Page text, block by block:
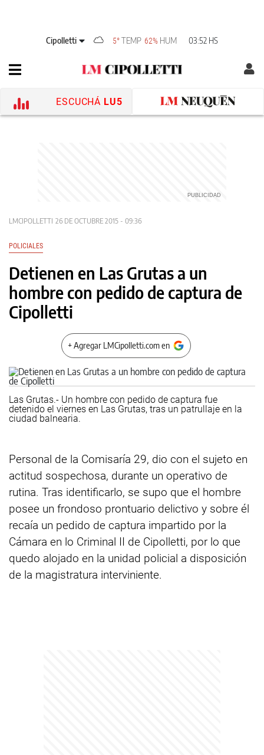
Cipolletti 5° TEMP 62% HUM 03:52 HS
ESCUCHÁ LU5
LMCIPOLLETTI 26 DE OCTUBRE 2015 - 09:36
POLICIALES
Detienen en Las Grutas a un
hombre con pedido de captura de
Cipolletti
+ Agregar LMCipolletti.com en
Las Grutas.- Un hombre con pedido de captura fue
detenido el viernes en Las Grutas, tras un patrullaje en la
ciudad balnearia.
Personal de la Comisaría 29, dio con el sujeto en
actitud sospechosa, durante un operativo de
rutina. Tras identificarlo, se supo que el hombre
posee un frondoso prontuario delictivo y sobre él
recaía un pedido de captura impartido por la
Cámara en lo Criminal II de Cipolletti, por lo que
quedo alojado en la unidad policial a disposición
de la magistratura interviniente.